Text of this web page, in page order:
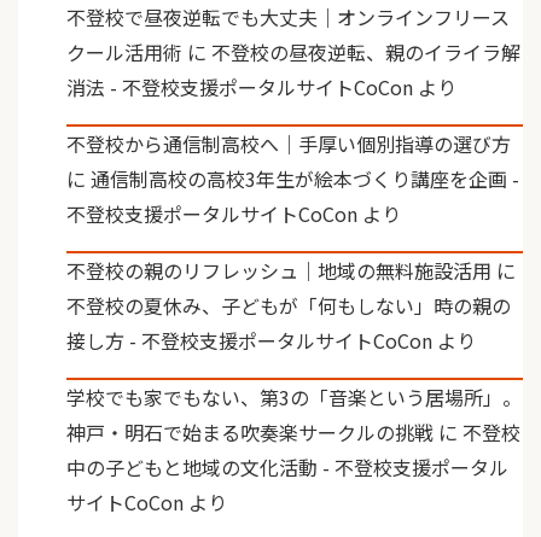
不登校で昼夜逆転でも大丈夫｜オンラインフリース
クール活用術 に 不登校の昼夜逆転、親のイライラ解
消法 - 不登校支援ポータルサイトCoCon より
不登校から通信制高校へ｜手厚い個別指導の選び方
に 通信制高校の高校3年生が絵本づくり講座を企画 -
不登校支援ポータルサイトCoCon より
不登校の親のリフレッシュ｜地域の無料施設活用 に
不登校の夏休み、子どもが「何もしない」時の親の
接し方 - 不登校支援ポータルサイトCoCon より
学校でも家でもない、第3の「音楽という居場所」。
神戸・明石で始まる吹奏楽サークルの挑戦 に 不登校
中の子どもと地域の文化活動 - 不登校支援ポータル
サイトCoCon より